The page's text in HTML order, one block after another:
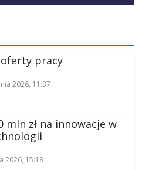
pracy
2026, 11:37
mln zł na innowacje w
2026, 15:18